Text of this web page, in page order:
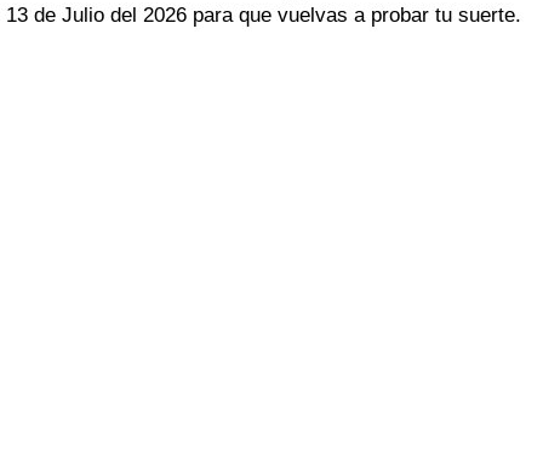
13 de Julio del 2026 para que vuelvas a probar tu suerte.